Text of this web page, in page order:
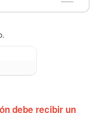
debe recibir un